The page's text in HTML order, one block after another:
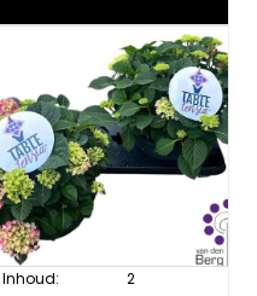
Inhoud:
2